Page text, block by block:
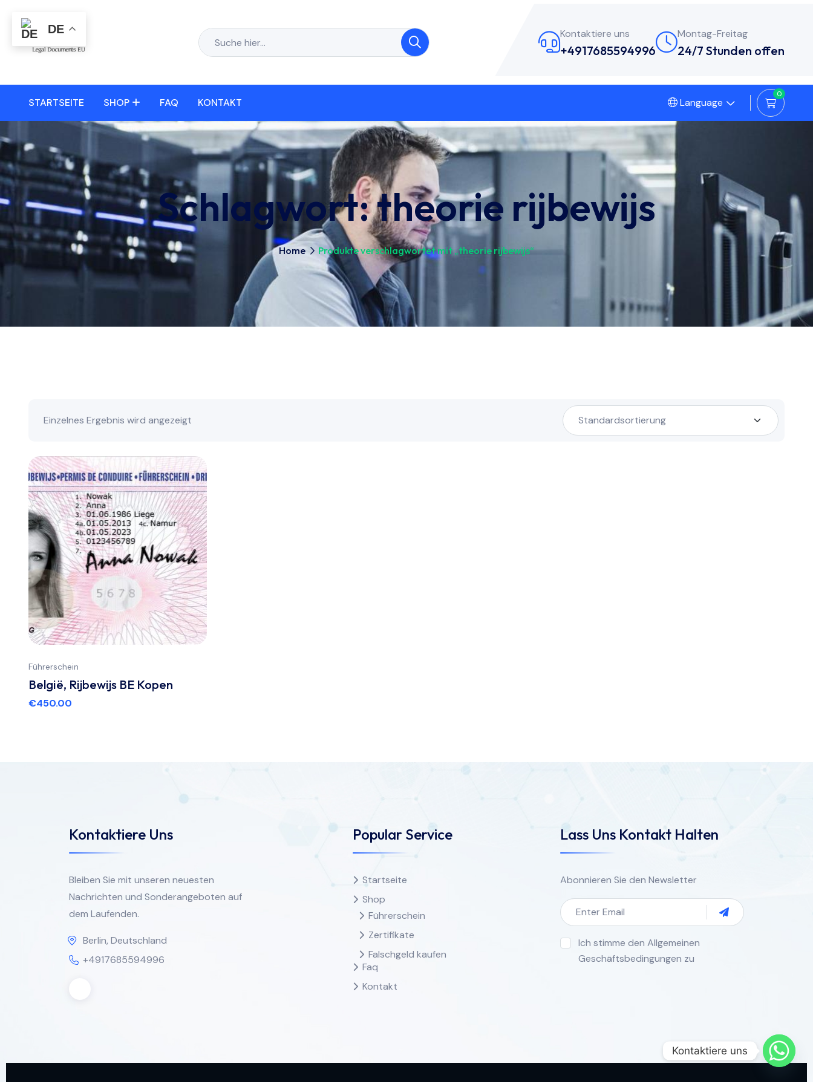
Kontaktiere uns
+4917685594996
Montag-Freitag
24/7 Stunden offen
STARTSEITE SHOP FAQ KONTAKT Language
0
Schlagwort:theorie rijbewijs
Home Produkte verschlagwortet mit „theorie rijbewijs“
Einzelnes Ergebnis wird angezeigt
Führerschein
België, Rijbewijs BE Kopen
€450.00
Kontaktiere Uns
Bleiben Sie mit unseren neuesten
Nachrichten und Sonderangeboten auf
dem Laufenden.
Berlin, Deutschland
+4917685594996
Popular Service
Startseite
Shop
Führerschein
Zertifikate
Falschgeld kaufen
Faq
Kontakt
Lass Uns Kontakt Halten
Abonnieren Sie den Newsletter
Ich stimme den Allgemeinen
Geschäftsbedingungen zu
DE
Kontaktiere uns